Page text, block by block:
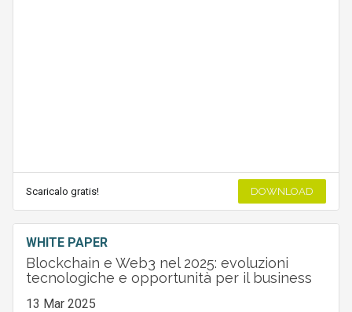
Scaricalo gratis! DOWNLOAD
WHITE PAPER
Blockchain e Web3 nel 2025: evoluzioni
tecnologiche e opportunità per il business
13 Mar 2025